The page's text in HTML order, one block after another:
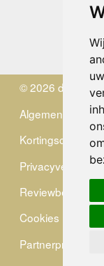
© 2026 de
Algemene
Kortingscode
Privacyverklaring
Reviewbeleid
Cookies
Partnerprogramma